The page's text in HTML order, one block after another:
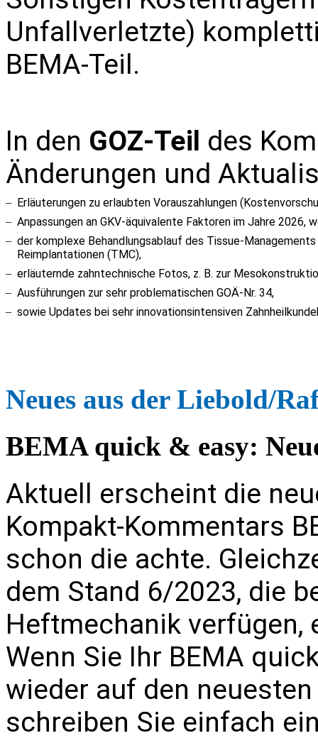
Unfallverletzte)
BEMA-Teil.
In den GOZ-Teil des
Änderungen und
– Erläuterungen zu erlaubten Vorauszahlungen
– Anpassungen an GKV-äquivalente Faktoren im Jahre
– der komplexe Behandlungsablauf des Tissue-
Reimplantationen (TMC),
– erläuternde zahntechnische Fotos, z. B. zur
– Ausführungen zur sehr problematischen GOÄ-Nr. 34,
– sowie Updates bei sehr innovationsintensiven
Neues aus der Liebold/
BEMA quick & easy:
Aktuell erscheint die
Kompakt-Kommentars
schon die achte.
dem Stand 6/2023, die
Heftmechanik verfügen,
Wenn Sie Ihr BEMA
wieder auf den
schreiben Sie einfach